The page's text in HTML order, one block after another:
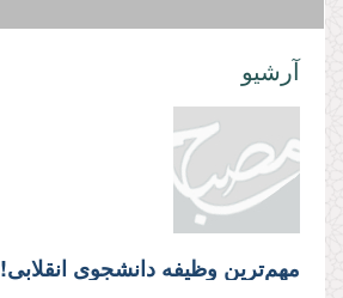
آرشیو
مهم‌ترین وظیفه دانشجوی انقلابی!